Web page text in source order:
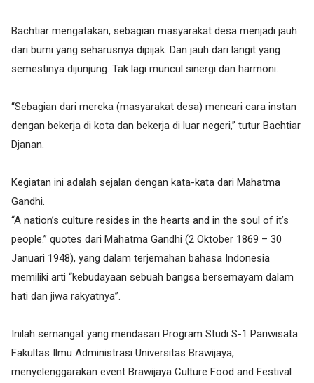
Bachtiar mengatakan, sebagian masyarakat desa menjadi jauh
dari bumi yang seharusnya dipijak. Dan jauh dari langit yang
semestinya dijunjung. Tak lagi muncul sinergi dan harmoni.
“Sebagian dari mereka (masyarakat desa) mencari cara instan
dengan bekerja di kota dan bekerja di luar negeri,” tutur Bachtiar
Djanan.
Kegiatan ini adalah sejalan dengan kata-kata dari Mahatma
Gandhi.
“A nation’s culture resides in the hearts and in the soul of it’s
people.” quotes dari Mahatma Gandhi (2 Oktober 1869 – 30
Januari 1948), yang dalam terjemahan bahasa Indonesia
memiliki arti “kebudayaan sebuah bangsa bersemayam dalam
hati dan jiwa rakyatnya”.
Inilah semangat yang mendasari Program Studi S-1 Pariwisata
Fakultas Ilmu Administrasi Universitas Brawijaya,
menyelenggarakan event Brawijaya Culture Food and Festival